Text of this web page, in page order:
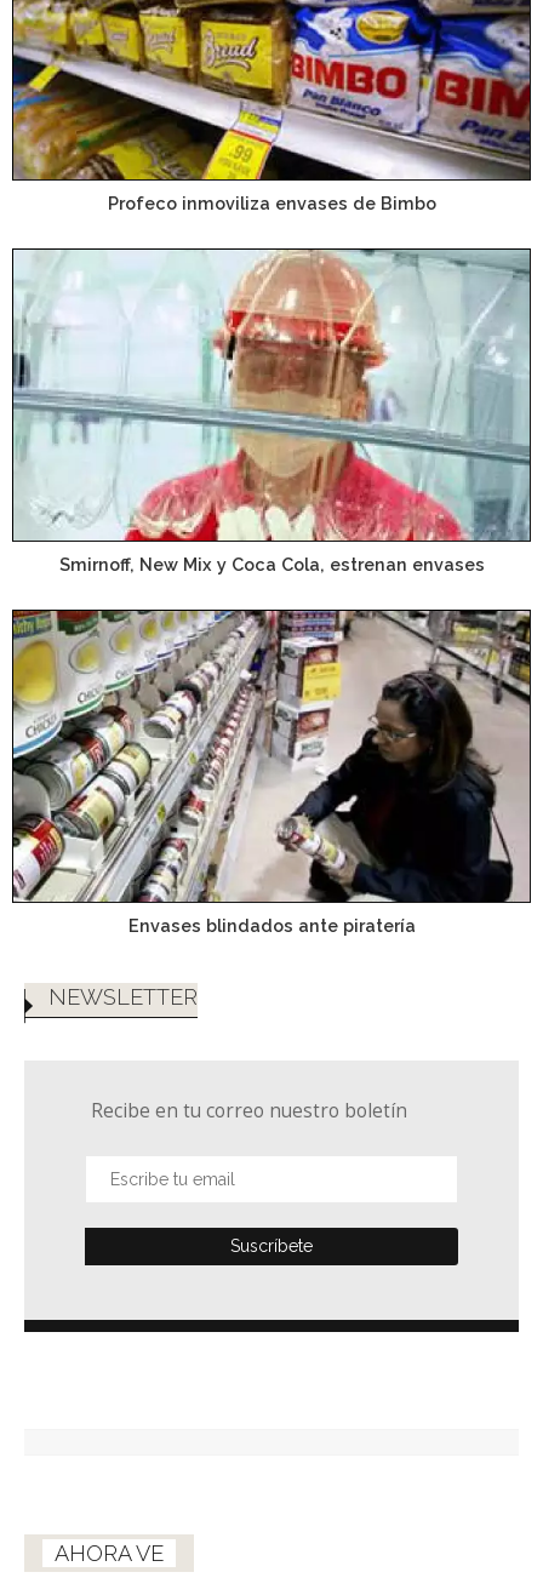
Profeco inmoviliza envases de Bimbo
Smirnoff, New Mix y Coca Cola, estrenan envases
Envases blindados ante piratería
NEWSLETTER
Recibe en tu correo nuestro boletín
AHORA VE